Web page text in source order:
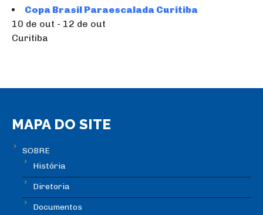
Copa Brasil Paraescalada Curitiba
10 de out - 12 de out
Curitiba
MAPA DO SITE
SOBRE
História
Diretoria
Documentos